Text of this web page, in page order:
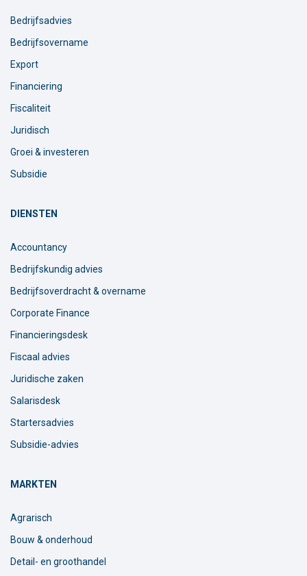
Bedrijfsadvies
Bedrijfsovername
Export
Financiering
Fiscaliteit
Juridisch
Groei & investeren
Subsidie
DIENSTEN
Accountancy
Bedrijfskundig advies
Bedrijfsoverdracht & overname
Corporate Finance
Financieringsdesk
Fiscaal advies
Juridische zaken
Salarisdesk
Startersadvies
Subsidie-advies
MARKTEN
Agrarisch
Bouw & onderhoud
Detail- en groothandel